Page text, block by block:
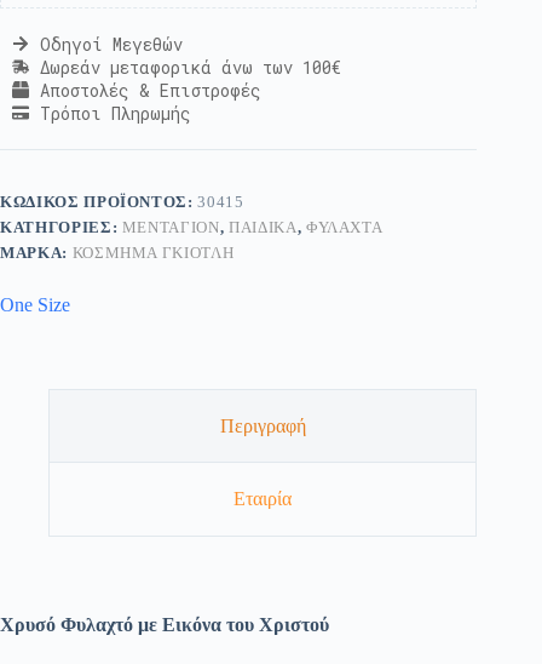
Οδηγοί Μεγεθών
Δωρεάν μεταφορικά άνω των 100€
Αποστολές & Επιστροφές
Τρόποι Πληρωμής
ΚΩΔΙΚΌΣ ΠΡΟΪΌΝΤΟΣ:30415
ΚΑΤΗΓΟΡΊΕΣ: ΜΕΝΤΑΓΙΌΝ, ΠΑΙΔΙΚΆ, ΦΥΛΑΧΤΆ
ΜΆΡΚΑ: ΚΟΣΜΗΜΑ ΓΚΙΟΤΛΗ
One Size
Περιγραφή
Εταιρία
Χρυσό Φυλαχτό με Εικόνα του Χριστού